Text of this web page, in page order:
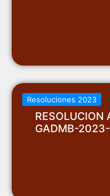
Resoluciones 2023
RESOLUCION
GADMB-